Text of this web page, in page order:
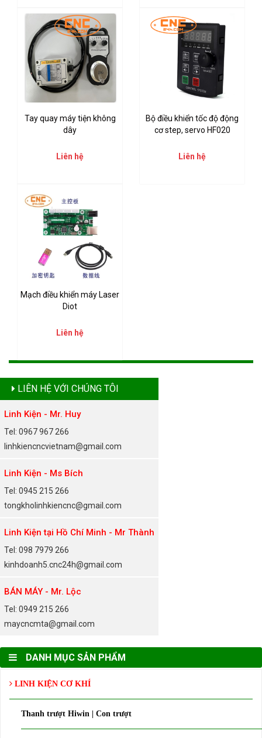
Tay quay máy tiện không
dây
Liên hệ
Bộ điều khiển tốc độ động
cơ step, servo HF020
Liên hệ
Mạch điều khiển máy Laser
Diot
Liên hệ
LIÊN HỆ VỚI CHÚNG TÔI
Linh Kiện - Mr. Huy
Tel: 0967 967 266
linhkiencncvietnam@gmail.com
Linh Kiện - Ms Bích
Tel: 0945 215 266
tongkholinhkiencnc@gmail.com
Linh Kiện tại Hồ Chí Minh - Mr Thành
Tel: 098 7979 266
kinhdoanh5.cnc24h@gmail.com
BÁN MÁY - Mr. Lộc
Tel: 0949 215 266
maycncmta@gmail.com
DANH MỤC SẢN PHẨM
LINH KIỆN CƠ KHÍ
Thanh trượt Hiwin | Con trượt